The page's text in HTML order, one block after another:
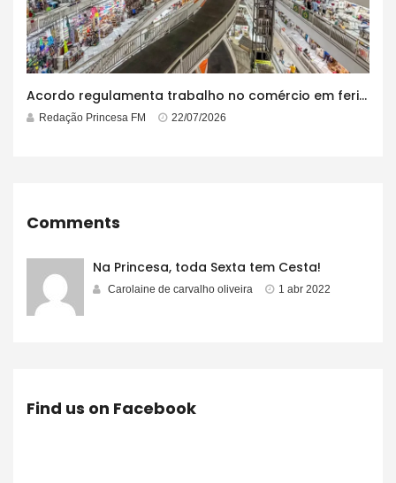
Acordo regulamenta trabalho no comércio em feriados
Redação Princesa FM 22/07/2026
Comments
Na Princesa, toda Sexta tem Cesta!
Carolaine de carvalho oliveira 1 abr 2022
Find us on Facebook